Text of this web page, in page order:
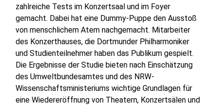
zahlreiche Tests im Konzertsaal und im Foyer
gemacht. Dabei hat eine Dummy-Puppe den Ausstoß
von menschlichem Atem nachgemacht. Mitarbeiter
des Konzerthauses, die Dortmunder Philharmoniker
und Studienteilnehmer haben das Publikum gespielt.
Die Ergebnisse der Studie bieten nach Einschätzung
des Umweltbundesamtes und des NRW-
Wissenschaftsministeriums wichtige Grundlagen für
eine Wiedereröffnung von Theatern, Konzertsälen und